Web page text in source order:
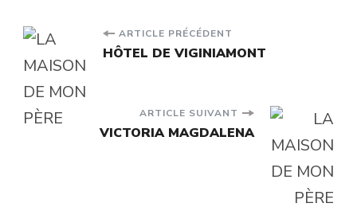
Navigation
d'article
ARTICLE PRÉCÉDENT
HÔTEL DE VIGINIAMONT
ARTICLE SUIVANT
VICTORIA MAGDALENA